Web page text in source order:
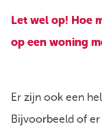
Let wel op! Hoe
op een woning
Er zijn ook een
Bijvoorbeeld of er